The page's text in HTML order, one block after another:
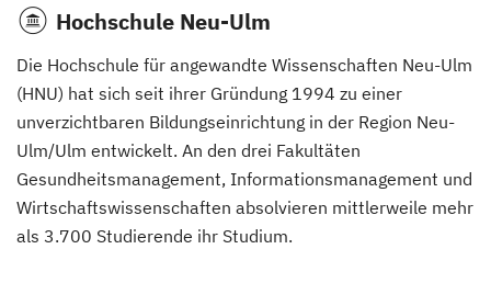
Hochschule Neu-Ulm
Die Hochschule für angewandte Wissenschaften Neu-Ulm
(HNU) hat sich seit ihrer Gründung 1994 zu einer
unverzichtbaren Bildungseinrichtung in der Region Neu-
Ulm/Ulm entwickelt. An den drei Fakultäten
Gesundheitsmanagement, Informationsmanagement und
Wirtschaftswissenschaften absolvieren mittlerweile mehr
als 3.700 Studierende ihr Studium.